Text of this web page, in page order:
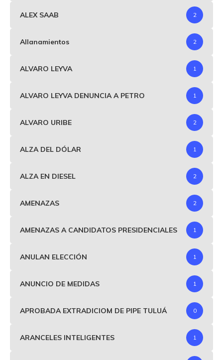
ALEX SAAB 2
Allanamientos 2
ALVARO LEYVA 1
ALVARO LEYVA DENUNCIA A PETRO 1
ALVARO URIBE 2
ALZA DEL DÓLAR 1
ALZA EN DIESEL 2
AMENAZAS 2
AMENAZAS A CANDIDATOS PRESIDENCIALES 1
ANULAN ELECCIÓN 1
ANUNCIO DE MEDIDAS 1
APROBADA EXTRADICIOM DE PIPE TULUÁ 0
ARANCELES INTELIGENTES 1